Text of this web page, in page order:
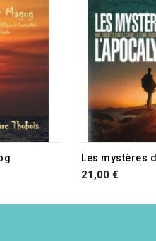
21,00 €